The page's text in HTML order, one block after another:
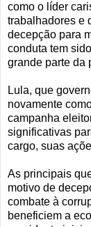
como o líder
trabalhadores e
decepção para
conduta tem
grande parte da
Lula, que
novamente
campanha
significativas
cargo, suas
As principais
motivo de
combate à
beneficiem a